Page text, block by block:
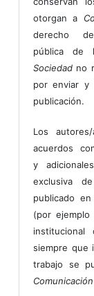
otorgan a
derecho
pública de
Sociedad no
por enviar y
publicación.
Los
acuerdos
y
exclusiva
publicado en
(por
siempre que
trabajo se